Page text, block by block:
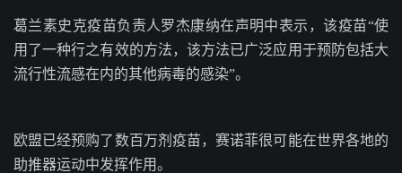
葛兰素史克疫苗负责人罗杰康纳在声明中表示，该疫苗“使
用了一种行之有效的方法，该方法已广泛应用于预防包括大
流行性流感在内的其他病毒的感染”。
欧盟已经预购了数百万剂疫苗，赛诺菲很可能在世界各地的
助推器运动中发挥作用。